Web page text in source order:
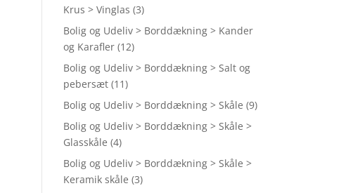
Krus > Vinglas (3)
Bolig og Udeliv > Borddækning > Kander
og Karafler (12)
Bolig og Udeliv > Borddækning > Salt og
pebersæt (11)
Bolig og Udeliv > Borddækning > Skåle (9)
Bolig og Udeliv > Borddækning > Skåle >
Glasskåle (4)
Bolig og Udeliv > Borddækning > Skåle >
Keramik skåle (3)